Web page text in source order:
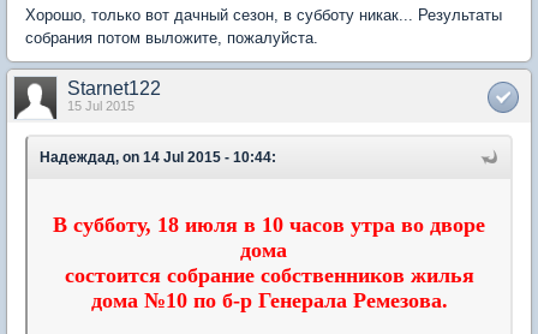
Хорошо, только вот дачный сезон, в субботу никак... Результаты
собрания потом выложите, пожалуйста.
Starnet122
15 Jul 2015
Надеждад, on 14 Jul 2015 - 10:44:
В субботу, 18 июля в 10 часов утра во дворе
дома
состоится собрание собственников жилья
дома №10 по б-р Генерала Ремезова.